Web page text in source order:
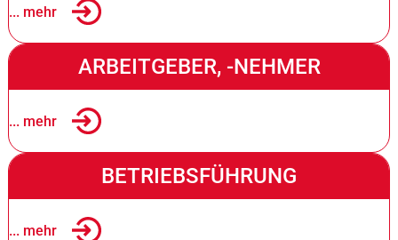
... mehr
ARBEITGEBER, -NEHMER
... mehr
BETRIEBSFÜHRUNG
... mehr